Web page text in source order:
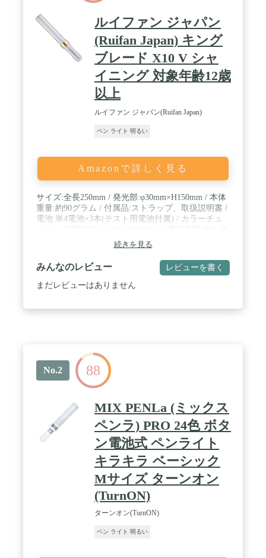
ルイファン ジャパン
(Ruifan Japan) キング
ブレード X10 V シャ
イニング 対象年齢12歳
以上
ルイファン ジャパン(Ruifan Japan)
ペン ライト 明るい
Amazonで詳しく見る
サイズ:全長250mm / 発光部:φ30mm×H150mm / 本体
重量:約90グラム / 付属品:ストラップ、取扱説明書 /
電池:単4電池×3本(テスト用電池付属) / カラーチュ
にジャンプ） / 発光パターンは2種までカスタマイ
ズ可能 / LEDカラー基本15色(+無限大）
続きを見る
みんなのレビュー レビューを書く
まだレビューはありません
No.2 88
MIX PENLa (ミックス
ペンラ) PRO 24色 ボタ
ン電池式 ペンライト
キラキラ ベーシック
Mサイズ ターンオン
(TurnON)
ターンオン(TurnON)
ペン ライト 明るい